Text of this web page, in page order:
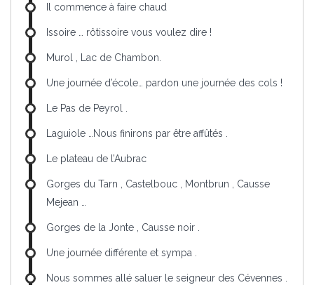
Il commence à faire chaud
Issoire … rôtissoire vous voulez dire !
Murol , Lac de Chambon.
Une journée d’école… pardon une journée des cols !
Le Pas de Peyrol .
Laguiole …Nous finirons par être affûtés .
Le plateau de l’Aubrac
Gorges du Tarn , Castelbouc , Montbrun , Causse
Mejean …
Gorges de la Jonte , Causse noir .
Une journée différente et sympa .
Nous sommes allé saluer le seigneur des Cévennes .